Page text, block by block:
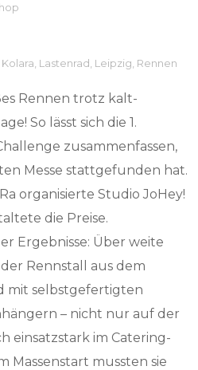
Kolara Lastenrad Leipzig Rennen
Rennen trotz kalt-
So lässt sich die 1.
zusammenfassen,
Messe stattgefunden hat.
organisierte Studio JoHey!
die Preise.
Ergebnisse: Über weite
Rennstall aus dem
mit selbstgefertigten
– nicht nur auf der
einsatzstark im Catering-
Massenstart mussten sie